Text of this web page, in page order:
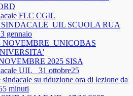
FLC CGIL
SCUOLA RUA
gennaio
NOVEMBRE_UNICOBAS
2025 SISA
UIL_ 31 ottobre25
su riduzione ora di lezione da
minuti